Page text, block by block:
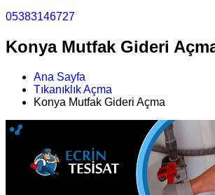
05383146727
Konya Mutfak Gideri
Ana Sayfa
Tıkanıklık Açma
Konya Mutfak Gideri Açma